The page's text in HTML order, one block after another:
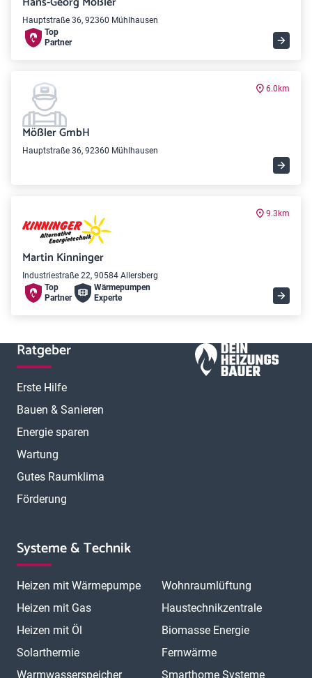
Hauptstraße 36, 92360 Mühlhausen
Top
Partner
6.0km
Mößler GmbH
Hauptstraße 36, 92360 Mühlhausen
9.3km
Martin Kinninger
Industriestraße 22, 90584 Allersberg
Top
Partner
Wärme­pumpen
Experte
Ratgeber
Erste Hilfe
Bauen & Sanieren
Energie sparen
Wartung
Gutes Raumklima
Förderung
Systeme & Technik
Heizen mit Wärmepumpe
Heizen mit Gas
Heizen mit Öl
Solarthermie
Warmwasserspeicher
Wohnraumlüftung
Haustechnikzentrale
Biomasse Energie
Fernwärme
Smarthome Systeme